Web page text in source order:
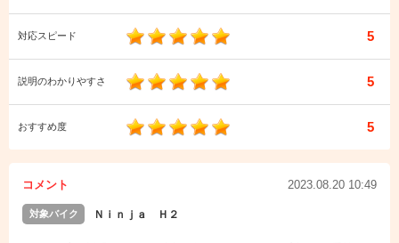
対応スピード 5
説明のわかりやすさ 5
おすすめ度 5
コメント 2023.08.20 10:49
対象バイク Ｎｉｎｊａ Ｈ２